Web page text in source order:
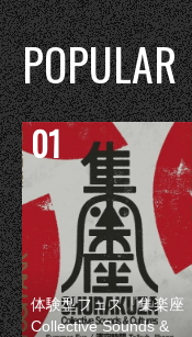
POPULAR
体験型フェス『集楽座
Collective Sounds &